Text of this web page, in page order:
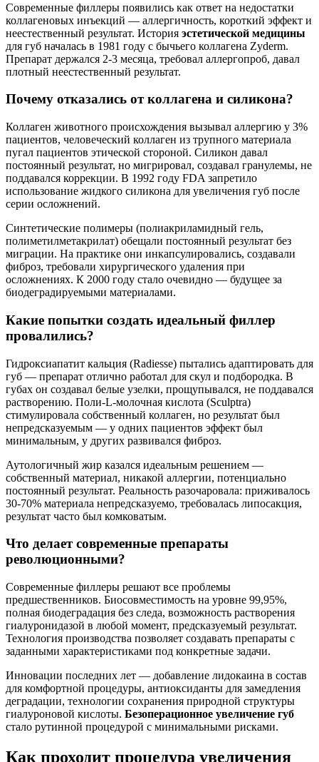
Современные филлеры появились как ответ на недостатки
коллагеновых инъекций — аллергичность, короткий эффект и
неестественный результат. История эстетической медицины
для губ началась в 1981 году с бычьего коллагена Zyderm.
Препарат держался 2-3 месяца, требовал аллергопроб, давал
плотный неестественный результат.
Почему отказались от коллагена и силикона?
Коллаген животного происхождения вызывал аллергию у 3%
пациентов, человеческий коллаген из трупного материала
пугал пациентов этической стороной. Силикон давал
постоянный результат, но мигрировал, создавал гранулемы, не
поддавался коррекции. В 1992 году FDA запретило
использование жидкого силикона для увеличения губ после
серии осложнений.
Синтетические полимеры (полиакриламидный гель,
полиметилметакрилат) обещали постоянный результат без
миграции. На практике они инкапсулировались, создавали
фиброз, требовали хирургического удаления при
осложнениях. К 2000 году стало очевидно — будущее за
биодеградируемыми материалами.
Какие попытки создать идеальный филлер
провалились?
Гидроксиапатит кальция (Radiesse) пытались адаптировать для
губ — препарат отлично работал для скул и подбородка. В
губах он создавал белые узелки, прощупывался, не поддавался
растворению. Поли-L-молочная кислота (Sculptra)
стимулировала собственный коллаген, но результат был
непредсказуемым — у одних пациентов эффект был
минимальным, у других развивался фиброз.
Аутологичный жир казался идеальным решением —
собственный материал, никакой аллергии, потенциально
постоянный результат. Реальность разочаровала: приживалось
30-70% материала непредсказуемо, требовалась липосакция,
результат часто был комковатым.
Что делает современные препараты
революционными?
Современные филлеры решают все проблемы
предшественников. Биосовместимость на уровне 99,95%,
полная биодеградация без следа, возможность растворения
гиалуронидазой в любой момент, предсказуемый результат.
Технология производства позволяет создавать препараты с
заданными характеристиками под конкретные задачи.
Инновации последних лет — добавление лидокаина в состав
для комфортной процедуры, антиоксиданты для замедления
деградации, технологии сохранения природной структуры
гиалуроновой кислоты. Безоперационное увеличение губ
стало рутинной процедурой с минимальными рисками.
Как проходит процедура увеличения